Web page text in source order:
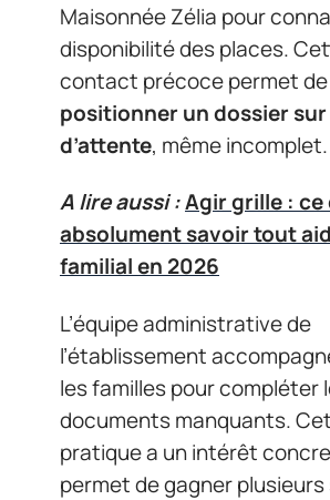
Maisonnée Zélia pour
disponibilité des places.
contact précoce permet de
positionner un dossier
d’attente, même incomplet.
A lire aussi :Agir grille :
absolument savoir tout
familial en 2026
L’équipe administrative de
l’établissement
les familles pour compléter
documents manquants.
pratique a un intérêt
permet de gagner